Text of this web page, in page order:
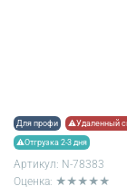
Для профи ⚠Удаленный
⚠Отгрузка 2-3 дня
Артикул: N-78383
Оценка: ★★★★★